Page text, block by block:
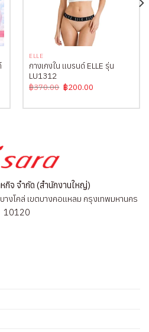
ELLE
กางเกงใน แบรนด์ ELLE รุ่น
LU1312
฿370.00 Original
price
฿370.00.
฿200.00
฿200.00.
กิจ จำกัด (สำนักงานใหญ่)
งโคล่ เขตบางคอแหลม กรุงเทพมหานคร
10120